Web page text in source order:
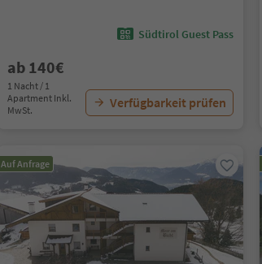
Südtirol Guest Pass
ab 140€
1 Nacht / 1
Apartment Inkl.
MwSt.
Verfügbarkeit prüfen
Auf Anfrage